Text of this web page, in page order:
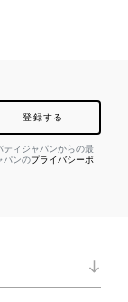
登録する
ティジャパンからの最
パンのプライバシーポ